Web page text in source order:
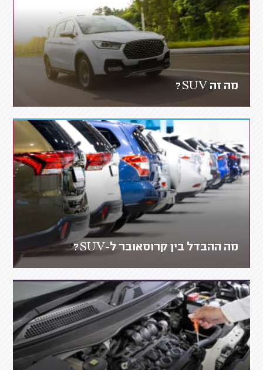
מה זה SUV?
מה ההבדל בין קרוסאובר ל-SUV?